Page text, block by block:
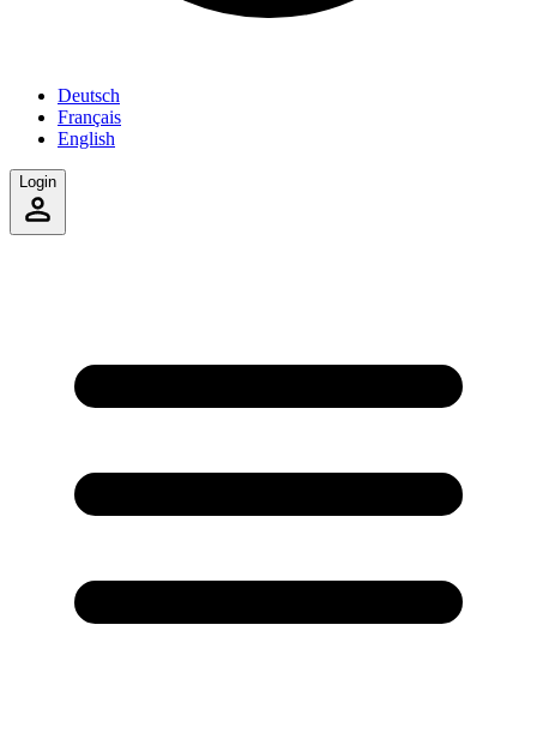
Deutsch
Français
English
Login